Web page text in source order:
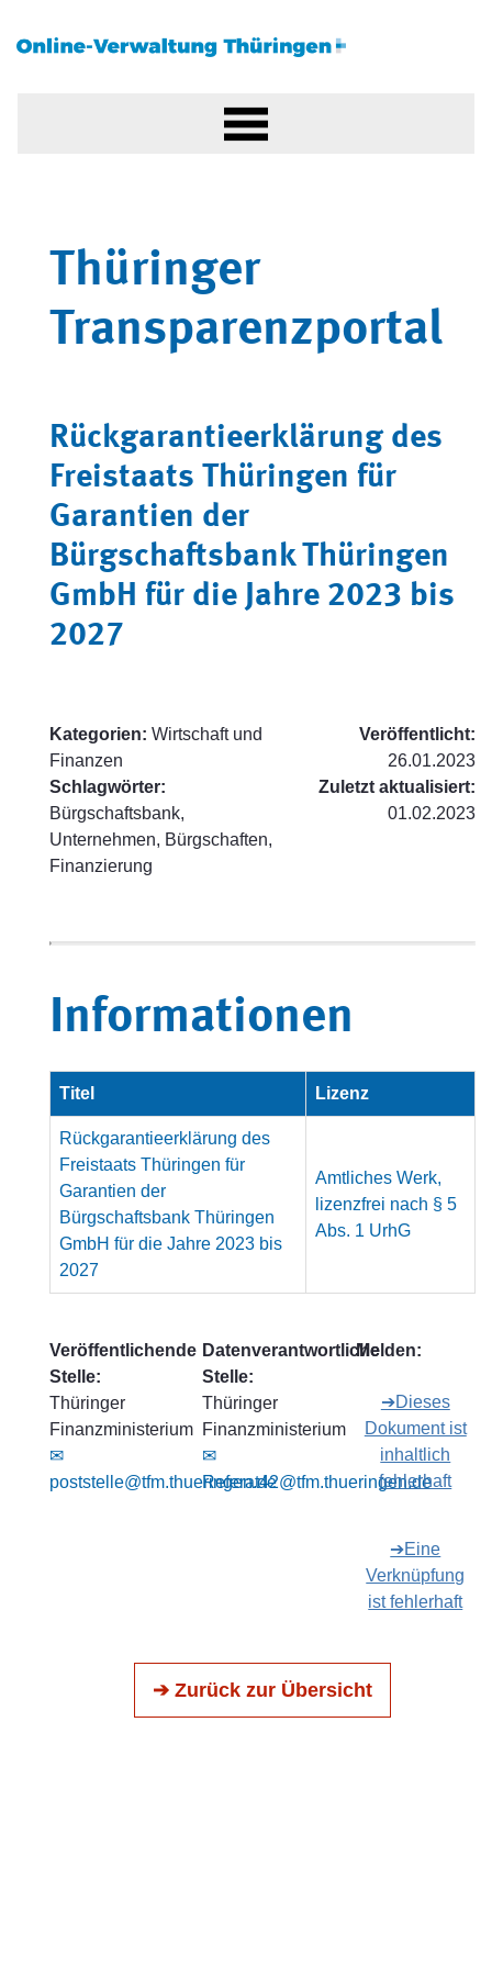
Thüringer
Transparenzportal
Rückgarantieerklärung des
Freistaats Thüringen für
Garantien der
Bürgschaftsbank Thüringen
GmbH für die Jahre 2023 bis
2027
Kategorien: Wirtschaft und
Finanzen
Schlagwörter:
Bürgschaftsbank,
Unternehmen, Bürgschaften,
Finanzierung
Veröffentlicht:
26.01.2023
Zuletzt aktualisiert:
01.02.2023
Informationen
Titel Lizenz
Rückgarantieerklärung des
Freistaats Thüringen für
Garantien der
Bürgschaftsbank Thüringen
GmbH für die Jahre 2023 bis
2027
Amtliches Werk,
lizenzfrei nach § 5
Abs. 1 UrhG
Veröffentlichende
Stelle:
Thüringer
Finanzministerium
✉
poststelle@tfm.thueringen.de
Datenverantwortliche
Stelle:
Thüringer
Finanzministerium
✉
Referat42@tfm.thueringen.de
Melden:
➔Dieses
Dokument ist
inhaltlich
fehlerhaft
➔Eine
Verknüpfung
ist fehlerhaft
➔ Zurück zur Übersicht